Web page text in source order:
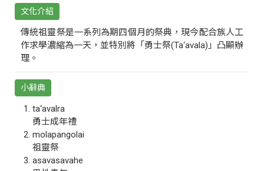
文化介紹
傳統祖靈祭是一系列為期四個月的祭典，現今配合族人工
作求學濃縮為一天，並特別將「勇士祭(Ta‘avala)」凸顯辦
理。
小辭典
ta‘avalra
勇士成年禮
molapangolai
祖靈祭
asavasavahe